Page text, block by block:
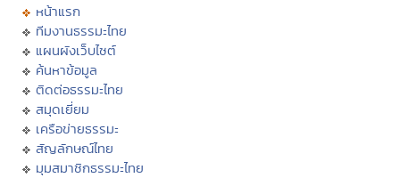
หน้าแรก
ทีมงานธรรมะไทย
แผนผังเว็บไซต์
ค้นหาข้อมูล
ติดต่อธรรมะไทย
สมุดเยี่ยม
เครือข่ายธรรมะ
สัญลักษณ์ไทย
มุมสมาชิกธรรมะไทย